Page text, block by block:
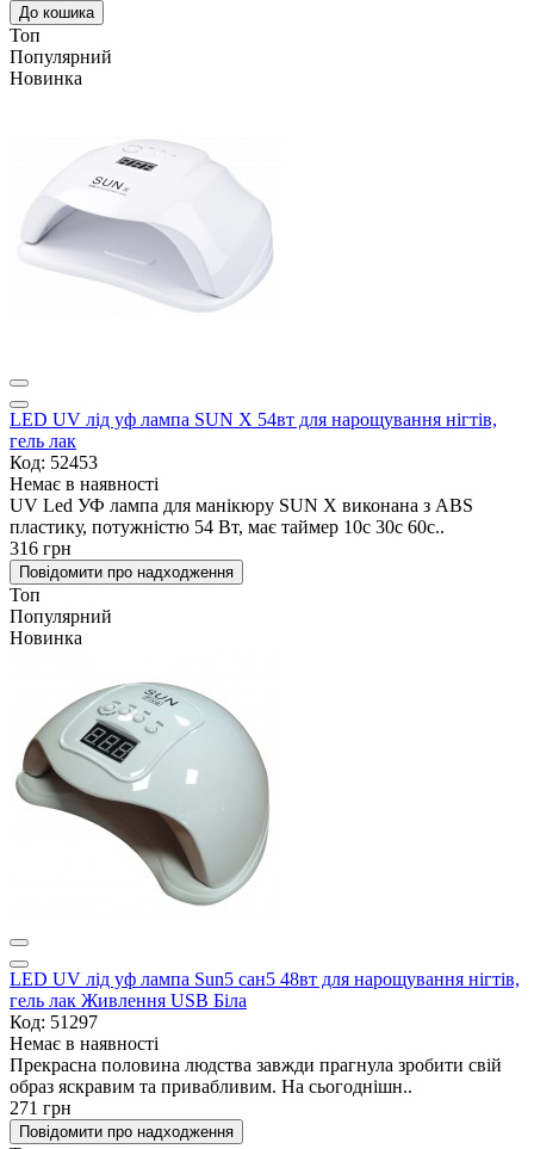
До кошика
Топ
Популярний
Новинка
LED UV лід уф лампа SUN X 54вт для нарощування нігтів,
гель лак
Код: 52453
Немає в наявності
UV Led УФ лампа для манікюру SUN X виконана з ABS
пластику, потужністю 54 Вт, має таймер 10с 30с 60с..
316 грн
Повідомити про надходження
Топ
Популярний
Новинка
LED UV лід уф лампа Sun5 сан5 48вт для нарощування нігтів,
гель лак Живлення USB Біла
Код: 51297
Немає в наявності
Прекрасна половина людства завжди прагнула зробити свій
образ яскравим та привабливим. На сьогоднішн..
271 грн
Повідомити про надходження